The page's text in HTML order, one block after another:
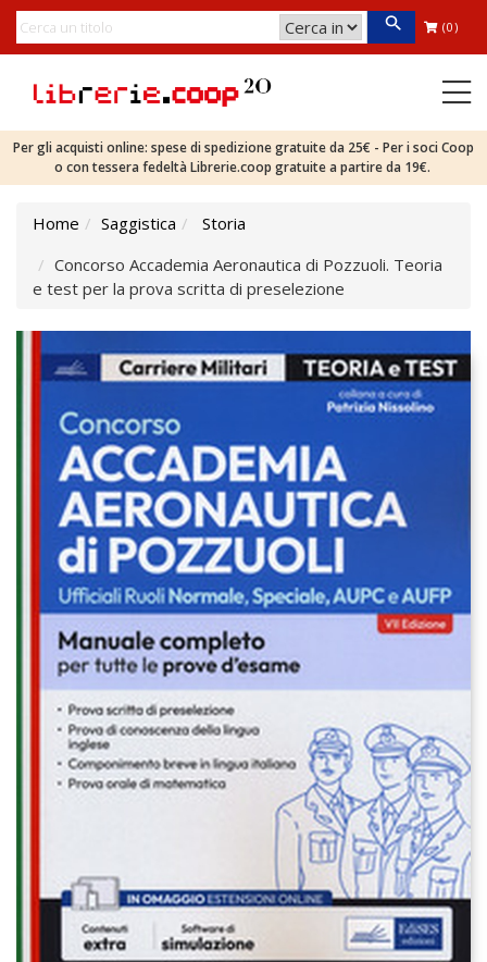
(0)
Per gli acquisti online: spese di spedizione gratuite da 25€ - Per i soci Coop
o con tessera fedeltà Librerie.coop gratuite a partire da 19€.
Home Saggistica
Storia
Concorso Accademia Aeronautica di Pozzuoli. Teoria
e test per la prova scritta di preselezione